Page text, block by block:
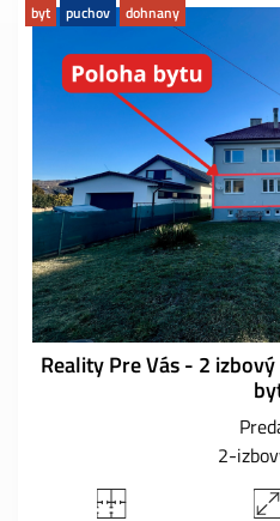
byt puchov dohnany
Reality Pre Vás - 2
2-